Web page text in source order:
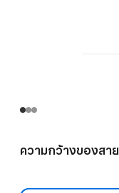
ความกว้างของสาย